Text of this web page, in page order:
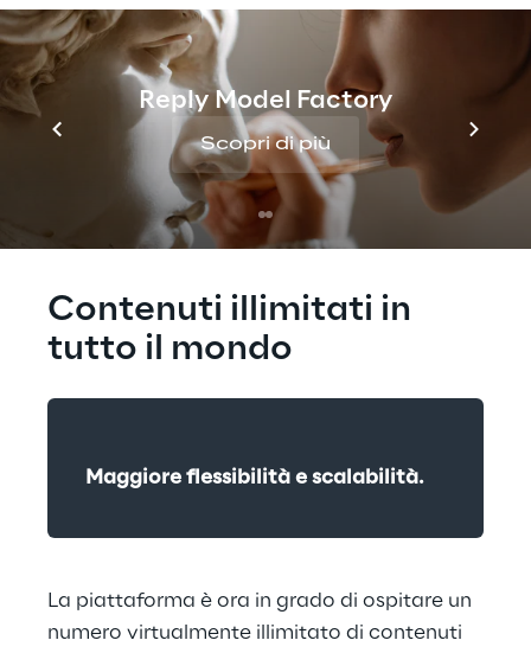
Reply Model Factory
Scopri di più
Balancer per distribuire il traffico a differenti
contenitori Docker operativi su ECS. Inoltre,
l’applicazione risulta più resiliente grazie
all’implementazione Multi-AZ offerta dal
servizio RDS.
Contenuti illimitati in
tutto il mondo
Maggiore flessibilità e scalabilità.
La piattaforma è ora in grado di ospitare un
numero virtualmente illimitato di contenuti